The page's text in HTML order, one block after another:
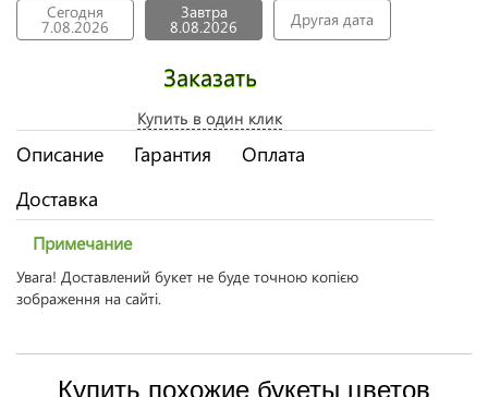
Сегодня
7.08.2026
Завтра
8.08.2026 Другая дата
Заказать
Купить в один клик
Описание Гарантия
Оплата
Доставка
Примечание
Увага! Доставлений букет не буде точною копією
зображення на сайті.
Купить похожие букеты цветов